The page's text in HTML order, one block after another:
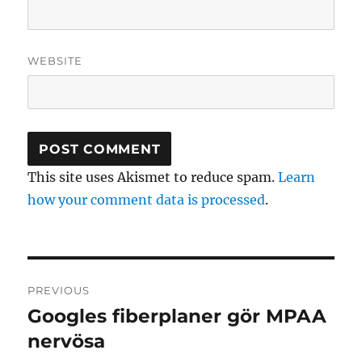
WEBSITE
This site uses Akismet to reduce spam.Learn
how your comment data is processed.
navigation
PREVIOUS
Previous
post:
Googles fiberplaner gör MPAA
nervösa